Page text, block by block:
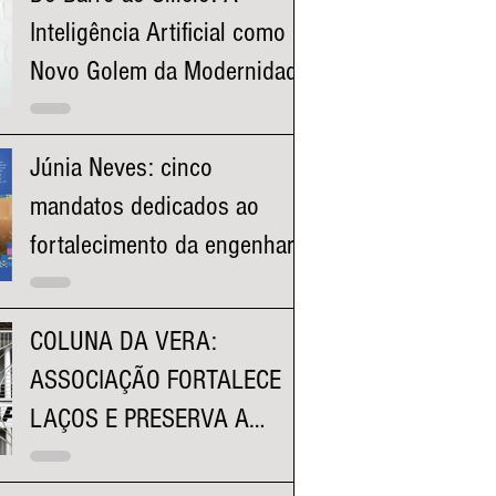
Inteligência Artificial como o
Novo Golem da Modernidade
Júnia Neves: cinco
mandatos dedicados ao
fortalecimento da engenharia
e à valorização dos
COLUNA DA VERA:
ASSOCIAÇÃO FORTALECE
LAÇOS E PRESERVA A
HISTÓRIA DA FACULDADE